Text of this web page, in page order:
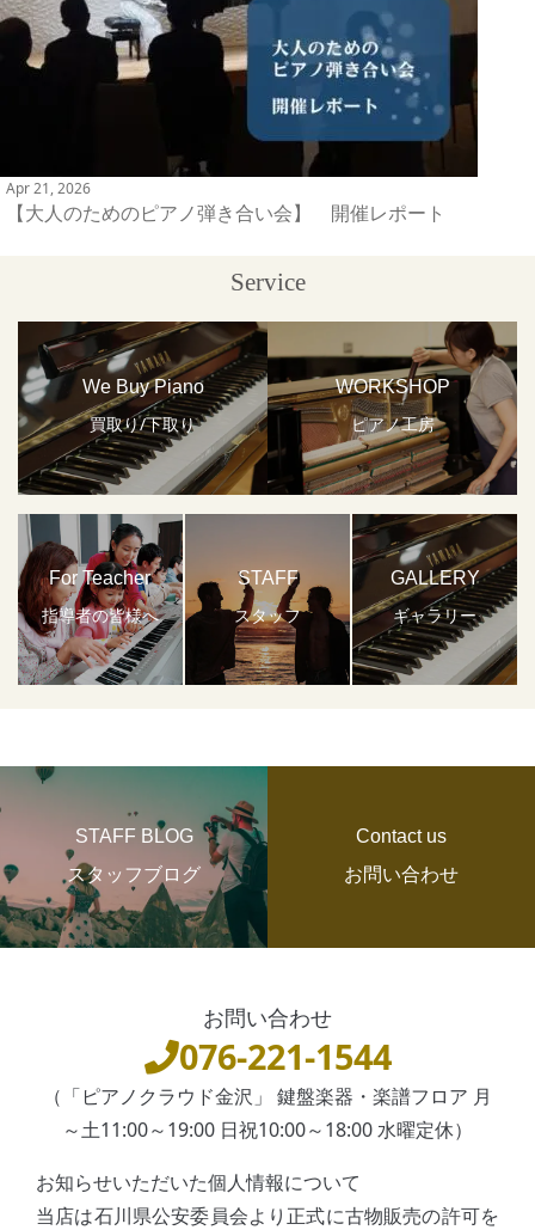
Apr 21, 2026
【大人のためのピアノ弾き合い会】 開催レポート
Service
We Buy Piano
買取り/下取り
WORKSHOP
ピアノ工房
For Teacher
指導者の皆様へ
STAFF
スタッフ
GALLERY
ギャラリー
STAFF BLOG
スタッフブログ
Contact us
お問い合わせ
お問い合わせ
076-221-1544
（「ピアノクラウド金沢」 鍵盤楽器・楽譜フロア 月
～土11:00～19:00 日祝10:00～18:00 水曜定休）
お知らせいただいた個人情報について
当店は石川県公安委員会より正式に古物販売の許可を